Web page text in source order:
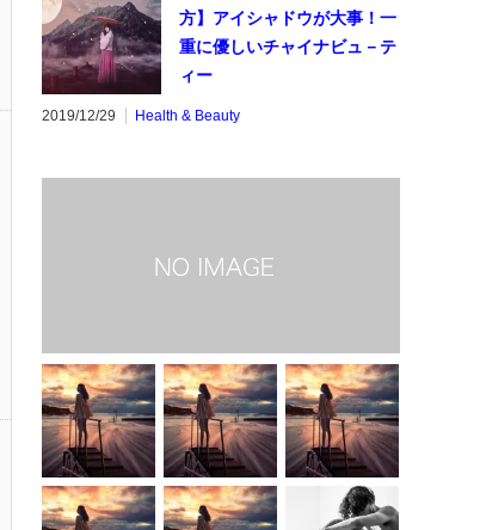
方】アイシャドウが大事！一
重に優しいチャイナビュ－テ
ィー
2019/12/29 Health & Beauty